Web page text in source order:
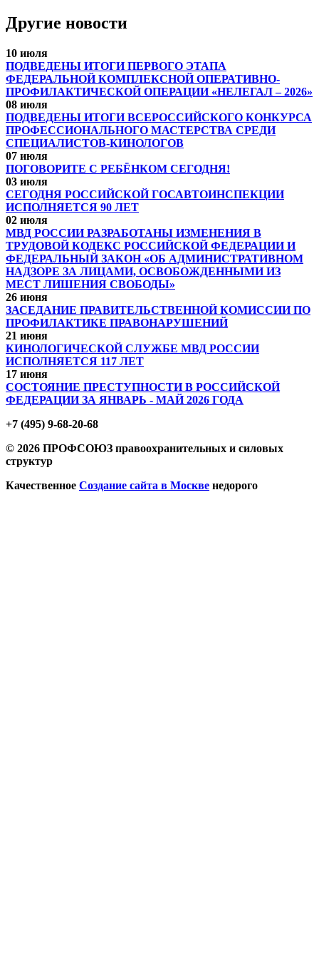
Другие новости
10 июля
ПОДВЕДЕНЫ ИТОГИ ПЕРВОГО ЭТАПА
ФЕДЕРАЛЬНОЙ КОМПЛЕКСНОЙ ОПЕРАТИВНО-
ПРОФИЛАКТИЧЕСКОЙ ОПЕРАЦИИ «НЕЛЕГАЛ – 2026»
08 июля
ПОДВЕДЕНЫ ИТОГИ ВСЕРОССИЙСКОГО КОНКУРСА
ПРОФЕССИОНАЛЬНОГО МАСТЕРСТВА СРЕДИ
СПЕЦИАЛИСТОВ-КИНОЛОГОВ
07 июля
ПОГОВОРИТЕ С РЕБЁНКОМ СЕГОДНЯ!
03 июля
СЕГОДНЯ РОССИЙСКОЙ ГОСАВТОИНСПЕКЦИИ
ИСПОЛНЯЕТСЯ 90 ЛЕТ
02 июля
МВД РОССИИ РАЗРАБОТАНЫ ИЗМЕНЕНИЯ В
ТРУДОВОЙ КОДЕКС РОССИЙСКОЙ ФЕДЕРАЦИИ И
ФЕДЕРАЛЬНЫЙ ЗАКОН «ОБ АДМИНИСТРАТИВНОМ
НАДЗОРЕ ЗА ЛИЦАМИ, ОСВОБОЖДЕННЫМИ ИЗ
МЕСТ ЛИШЕНИЯ СВОБОДЫ»
26 июня
ЗАСЕДАНИЕ ПРАВИТЕЛЬСТВЕННОЙ КОМИССИИ ПО
ПРОФИЛАКТИКЕ ПРАВОНАРУШЕНИЙ
21 июня
КИНОЛОГИЧЕСКОЙ СЛУЖБЕ МВД РОССИИ
ИСПОЛНЯЕТСЯ 117 ЛЕТ
17 июня
СОСТОЯНИЕ ПРЕСТУПНОСТИ В РОССИЙСКОЙ
ФЕДЕРАЦИИ ЗА ЯНВАРЬ - МАЙ 2026 ГОДА
+7 (495) 9-68-20-68
© 2026 ПРОФСОЮЗ правоохранительных и силовых
структур
Качественное Создание сайта в Москве недорого